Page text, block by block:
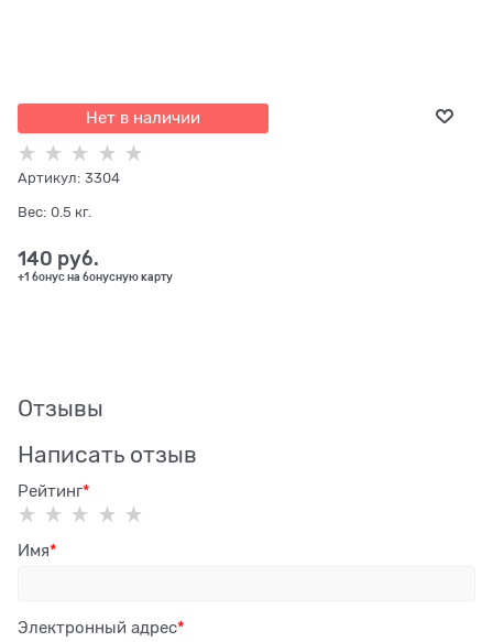
Нет в наличии
Артикул: 3304
Вес: 0.5 кг.
140 руб.
+1 бонус на бонусную карту
Отзывы
Написать отзыв
Рейтинг
Имя
Электронный адрес